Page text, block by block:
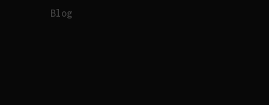
Blog